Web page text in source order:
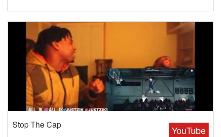
YouTube
Stop The Cap